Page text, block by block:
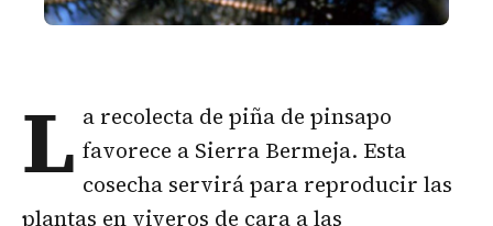
L a recolecta de piña de pinsapo
favorece a Sierra Bermeja. Esta
cosecha servirá para reproducir las
plantas en viveros de cara a las